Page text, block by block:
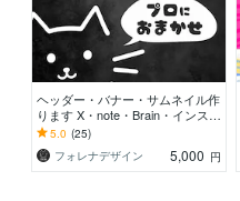
ヘッダー・バナー・サムネイル作
ります X・note・Brain・インス
タ・広告【親しみ特化】
5.0 (25)
フォレナデザイン
5,000 円